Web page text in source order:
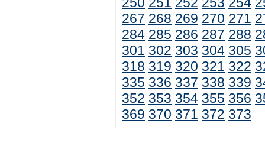
267 268 269 270 271
284 285 286 287 288
301 302 303 304 305
318 319 320 321 322
335 336 337 338 339
352 353 354 355 356
369 370 371 372 373